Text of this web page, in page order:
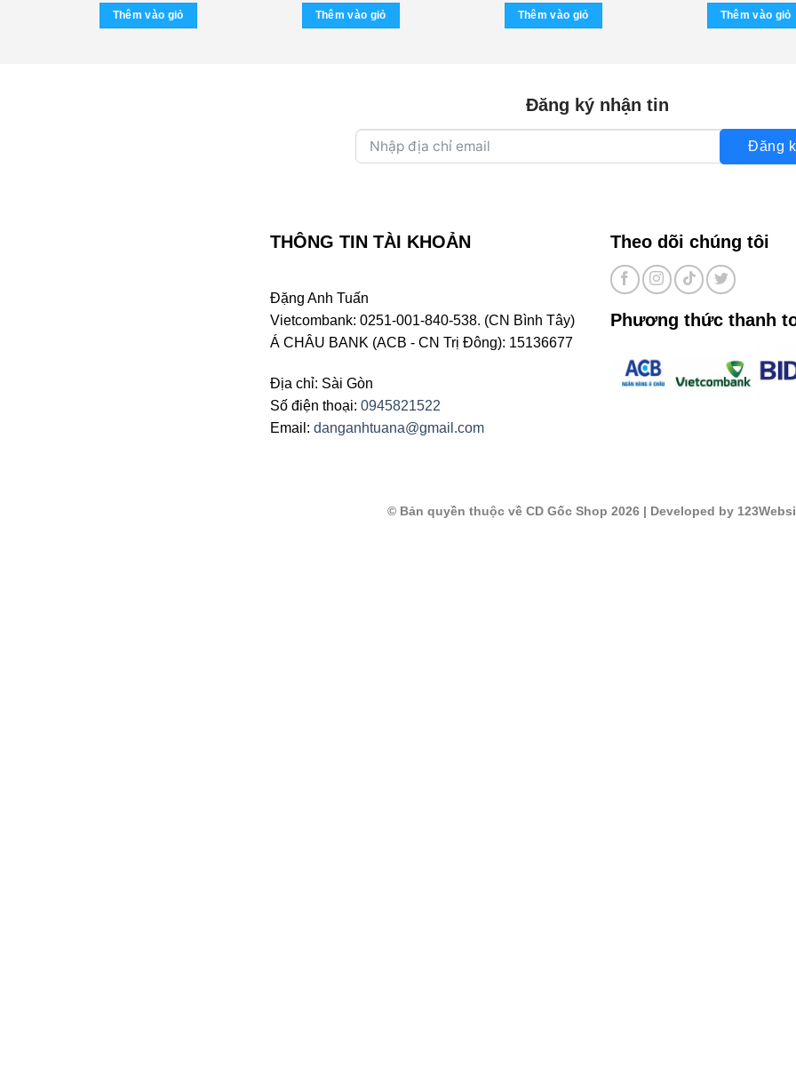
là:
470.000 ₫.
Thêm vào giỏ
là:
470.000 ₫.
Thêm vào giỏ
(USED) KGTUS
là:
680.000 ₫.
Thêm vào giỏ
là:
Thêm vào giỏ
Đăng ký nhận tin
Đăng
THÔNG TIN TÀI KHOẢN
Đặng Anh Tuấn
Vietcombank: 0251-001-840-538. (CN Bình Tây)
Á CHÂU BANK (ACB - CN Trị Đông): 15136677
Địa chỉ: Sài Gòn
Số điện thoại: 0945821522
Email: danganhtuana@gmail.com
Theo dõi chúng tôi
Phương thức thanh
© Bản quyền thuộc về CD Gốc Shop 2026| Developed by